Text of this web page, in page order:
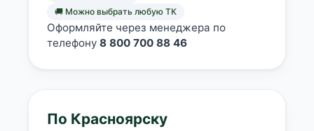
🚚 Можно выбрать любую ТК
Оформляйте через менеджера по
телефону 8 800 700 88 46
По Красноярску
Оставшиеся75 % будут
списыватьсяс вашей карты
по25%каждые 2 недели
об оплате Плайтом